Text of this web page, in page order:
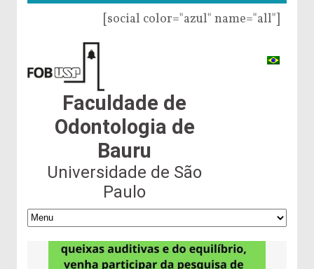
[social color="azul" name="all"]
Faculdade de
Odontologia de
Bauru
Universidade de São
Paulo